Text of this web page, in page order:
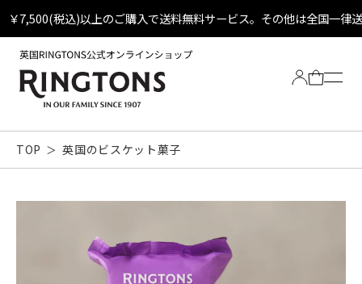
￥7,500(税込)以上のご購入で送料無料サービス。その他は全国一律
TOP 英国のビスケット菓子